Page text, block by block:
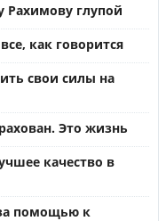
Рахимову глупой
как говорится
свои силы на
Это жизнь
качество в
помощью к